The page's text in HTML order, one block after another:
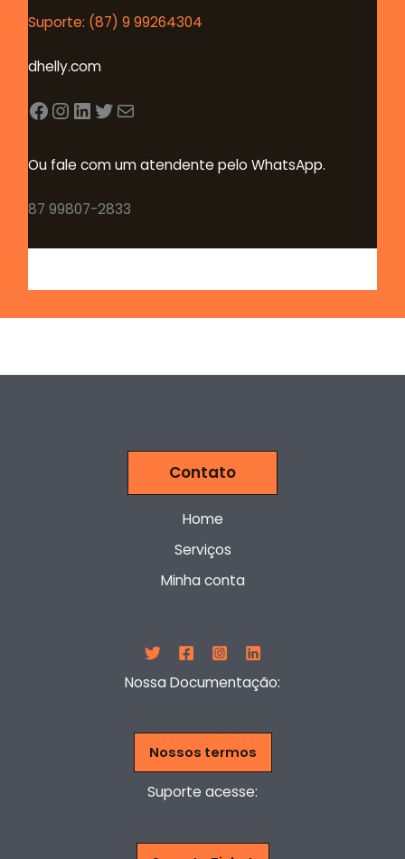
Suporte: (87) 9 99264304
dhelly.com
Facebook InstagramLinkedIn Twitter E-mail
Ou fale com um atendente pelo WhatsApp.
87 99807-2833
Contato
Home
Serviços
Minha conta
Nossa Documentação:
Nossos termos
Suporte acesse: